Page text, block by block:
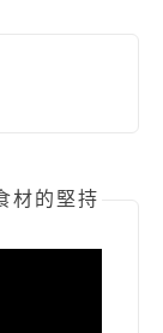
材的堅持